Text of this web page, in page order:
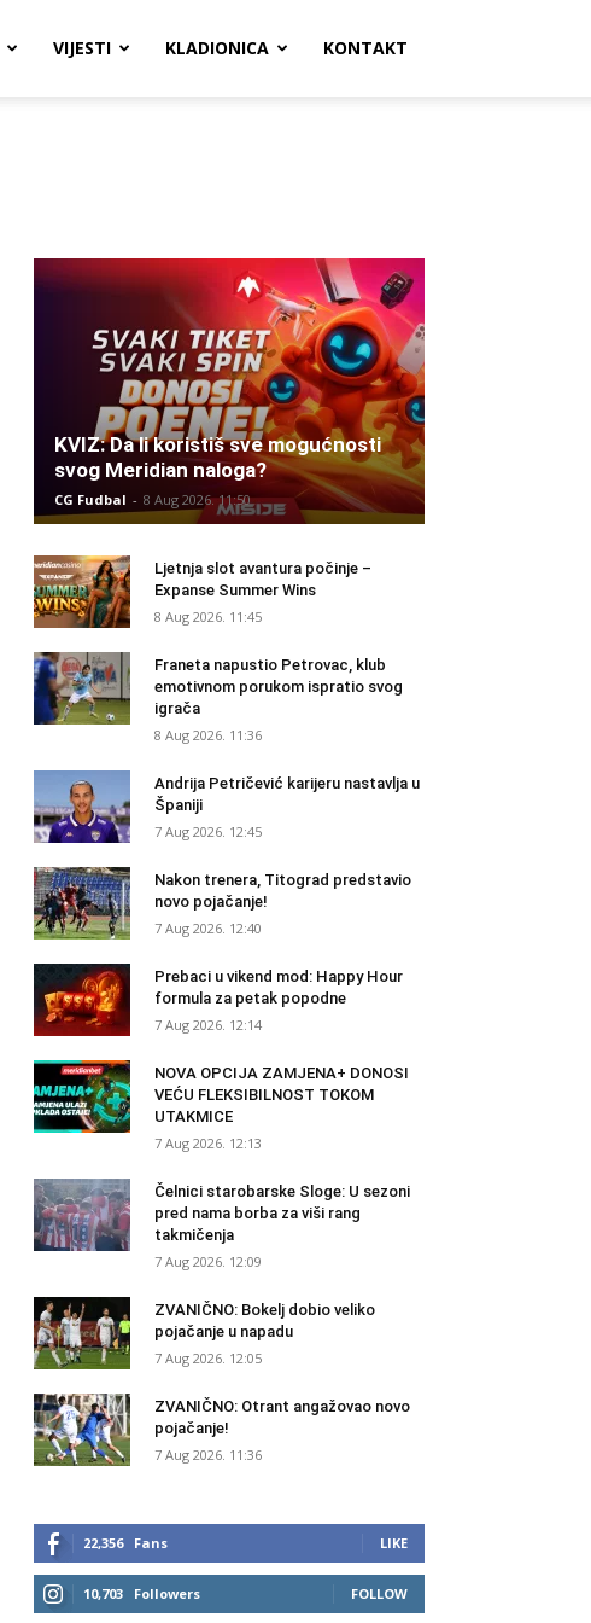
VIJESTI KLADIONICA KONTAKT
KVIZ: Da li koristiš sve mogućnosti
svog Meridian naloga?
CG Fudbal - 8 Aug 2026. 11:50
Ljetnja slot avantura počinje –
Expanse Summer Wins
8 Aug 2026. 11:45
Franeta napustio Petrovac, klub
emotivnom porukom ispratio svog
igrača
8 Aug 2026. 11:36
Andrija Petričević karijeru nastavlja u
Španiji
7 Aug 2026. 12:45
Nakon trenera, Titograd predstavio
novo pojačanje!
7 Aug 2026. 12:40
Prebaci u vikend mod: Happy Hour
formula za petak popodne
7 Aug 2026. 12:14
NOVA OPCIJA ZAMJENA+ DONOSI
VEĆU FLEKSIBILNOST TOKOM
UTAKMICE
7 Aug 2026. 12:13
Čelnici starobarske Sloge: U sezoni
pred nama borba za viši rang
takmičenja
7 Aug 2026. 12:09
ZVANIČNO: Bokelj dobio veliko
pojačanje u napadu
7 Aug 2026. 12:05
ZVANIČNO: Otrant angažovao novo
pojačanje!
7 Aug 2026. 11:36
22,356 Fans LIKE
10,703 Followers FOLLOW